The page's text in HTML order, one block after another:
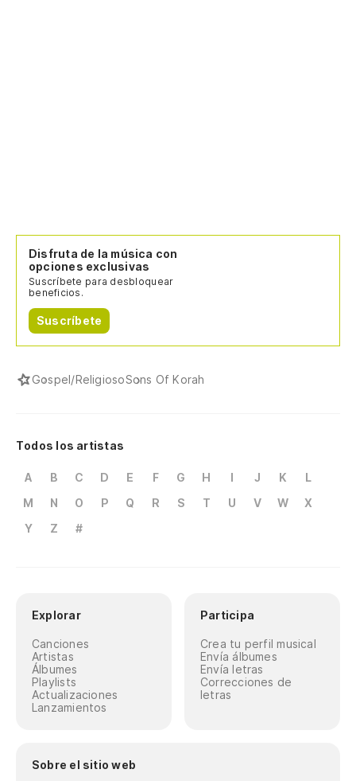
Disfruta de la música con
opciones exclusivas
Suscríbete para desbloquear
beneficios.
Suscríbete
Gospel/ReligiosoSons Of Korah
Todos los artistas
A B C D E F G H I J K
L
M
N O P Q R S T U V W
X
Y
Z #
Explorar
Canciones
Artistas
Álbumes
Playlists
Actualizaciones
Lanzamientos
Participa
Crea tu perfil musical
Envía álbumes
Envía letras
Correcciones de
letras
Sobre el sitio web